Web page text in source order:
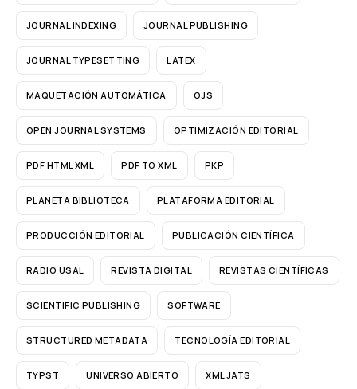
JOURNAL INDEXING JOURNAL PUBLISHING
JOURNAL TYPESETTING LATEX
MAQUETACIÓN AUTOMÁTICA OJS
OPEN JOURNAL SYSTEMS OPTIMIZACIÓN EDITORIAL
PDF HTML XML PDF TO XML PKP
PLANETA BIBLIOTECA PLATAFORMA EDITORIAL
PRODUCCIÓN EDITORIAL PUBLICACIÓN CIENTÍFICA
RADIO USAL REVISTA DIGITAL REVISTAS CIENTÍFICAS
SCIENTIFIC PUBLISHING SOFTWARE
STRUCTURED METADATA TECNOLOGÍA EDITORIAL
TYPST UNIVERSO ABIERTO XML JATS